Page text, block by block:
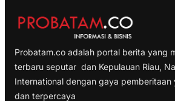
Probatam.co adalah portal berita yang
terbaru seputar dan Kepulauan Riau,
International dengan gaya
dan terpercaya